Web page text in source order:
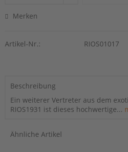
Merken
Artikel-Nr.: RIOS01017
Beschreibung
Ein weiterer Vertreter aus dem
RIOS1931 ist dieses hochwertige...
Ähnliche Artikel